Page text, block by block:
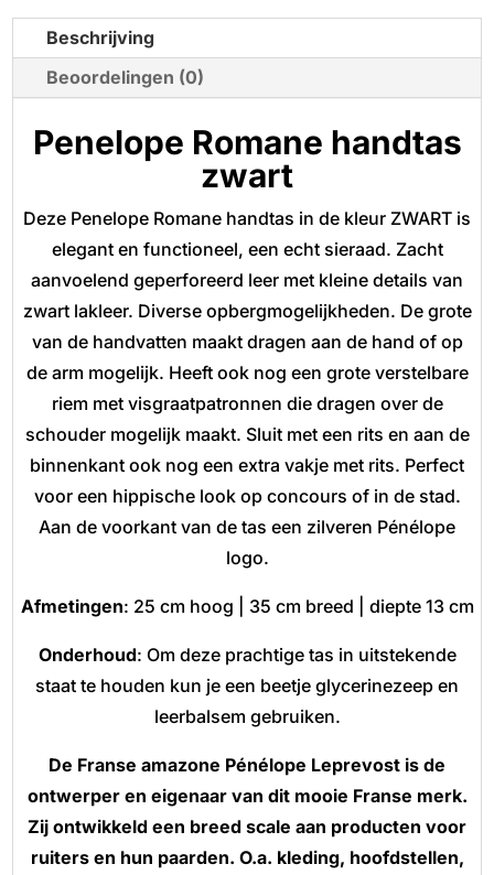
aantalBeschrijving
Beoordelingen (0)
Penelope Romane handtas
zwart
Deze Penelope Romane handtas in de kleur ZWART is
elegant en functioneel, een echt sieraad. Zacht
aanvoelend geperforeerd leer met kleine details van
zwart lakleer. Diverse opbergmogelijkheden. De grote
van de handvatten maakt dragen aan de hand of op
de arm mogelijk. Heeft ook nog een grote verstelbare
riem met visgraatpatronnen die dragen over de
schouder mogelijk maakt. Sluit met een rits en aan de
binnenkant ook nog een extra vakje met rits. Perfect
voor een hippische look op concours of in de stad.
Aan de voorkant van de tas een zilveren Pénélope
logo.
Afmetingen: 25 cm hoog | 35 cm breed | diepte 13 cm
Onderhoud: Om deze prachtige tas in uitstekende
staat te houden kun je een beetje glycerinezeep en
leerbalsem gebruiken.
De Franse amazone Pénélope Leprevost is de
ontwerper en eigenaar van dit mooie Franse merk.
Zij ontwikkeld een breed scale aan producten voor
ruiters en hun paarden. O.a. kleding, hoofdstellen,